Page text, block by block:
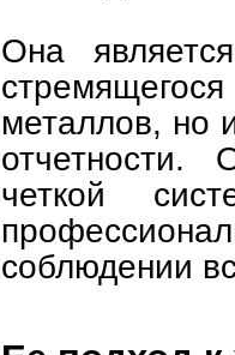
Она
металлов, но
отчетности.
четкой
соблюдении